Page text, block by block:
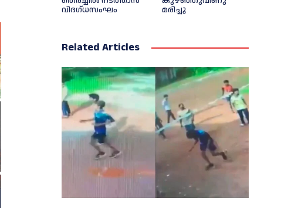
വിദഗ്ധസംഘം
മരിച്ചു
Related Articles